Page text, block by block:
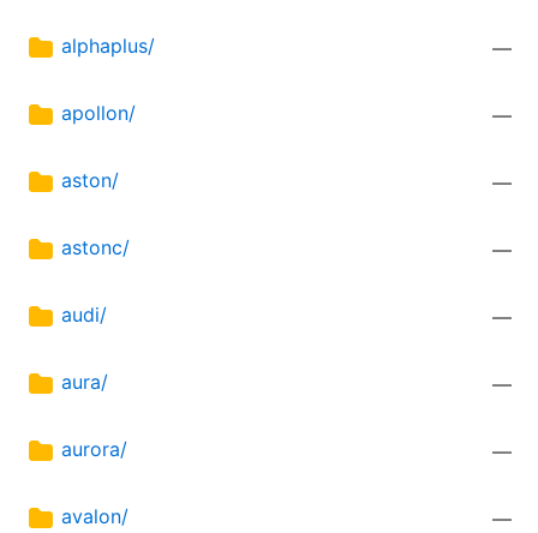
alphaplus/ —
apollon/ —
aston/ —
astonc/ —
audi/ —
aura/ —
aurora/ —
avalon/ —